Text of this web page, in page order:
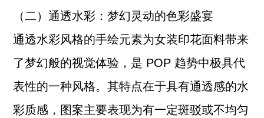
（二）通透水彩：梦幻灵动的色彩盛宴
通透水彩风格的手绘元素为女装印花面料带来
了梦幻般的视觉体验，是 POP 趋势中极具代
表性的一种风格。其特点在于具有通透感的水
彩质感，图案主要表现为有一定斑驳或不均匀